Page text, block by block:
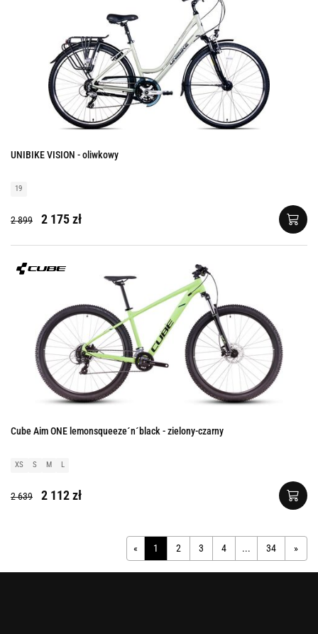
UNIBIKE VISION - oliwkowy
19
2 899 2 175 zł
Cube Aim ONE lemonsqueeze´n´black - zielony-czarny
XS S M L
2 639 2 112 zł
« 1 2 3 4 ... 34 »